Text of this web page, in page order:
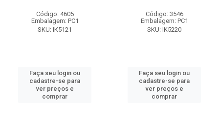
Código: 4605
Embalagem: PC1
SKU: IK5121
Faça seu login ou
cadastre-se para
ver preços e
comprar
Código: 3546
Embalagem: PC1
SKU: IK5220
Faça seu login ou
cadastre-se para
ver preços e
comprar